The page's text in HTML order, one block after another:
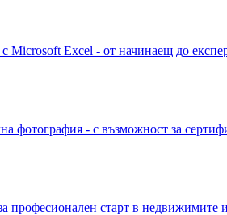
Microsoft Excel - от начинаещ до
фотография - с възможност за
професионален старт в